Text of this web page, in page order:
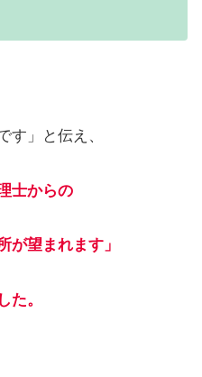
す」と伝え、
士からの
が望まれます」
た。